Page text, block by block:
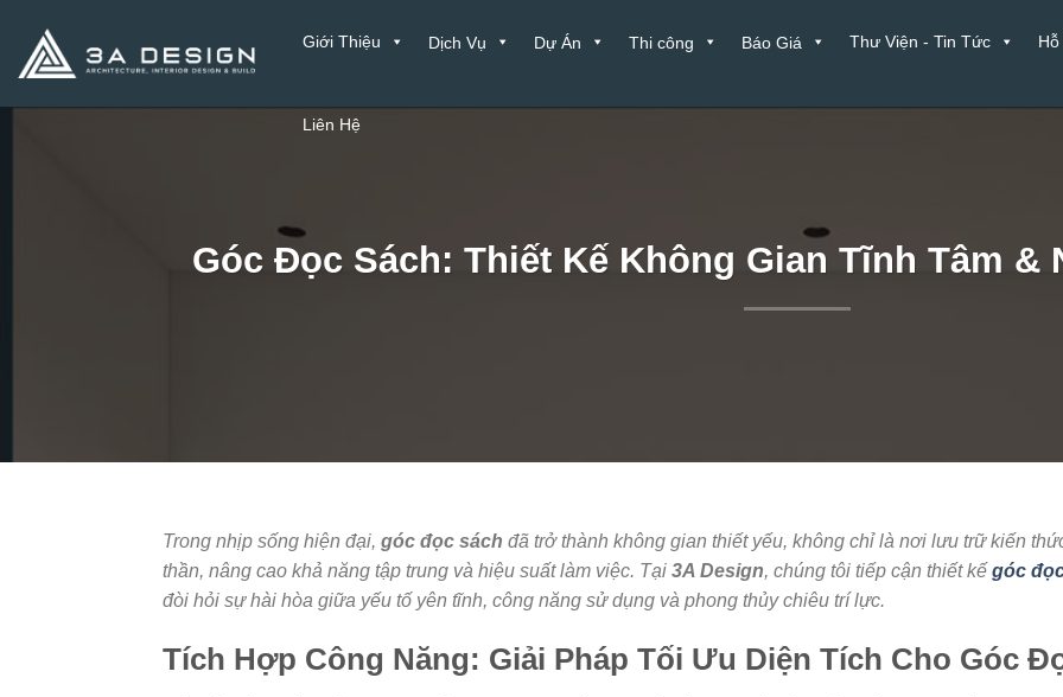
nội
dung
Giới Thiệu Dịch Vụ Dự Án Thi công Báo Giá Thư Viện - Tin Tức
Liên Hệ
Góc Đọc Sách: Thiết Kế Không Gian Tĩnh Tâm &
Trong nhịp sống hiện đại, góc đọc sách đã trở thành không gian thiết yếu, không chỉ là nơi lưu trữ kiến
thần, nâng cao khả năng tập trung và hiệu suất làm việc. Tại 3A Design, chúng tôi tiếp cận thiết kế góc
đòi hỏi sự hài hòa giữa yếu tố yên tĩnh, công năng sử dụng và phong thủy chiêu trí lực.
Tích Hợp Công Năng: Giải Pháp Tối Ưu Diện Tích Cho Góc